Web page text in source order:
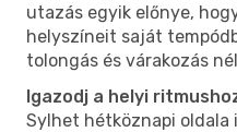
utazás egyik előnye,
helyszíneit saját
tolongás és várakozás
Igazodj a helyi
Sylhet hétköznapi oldala